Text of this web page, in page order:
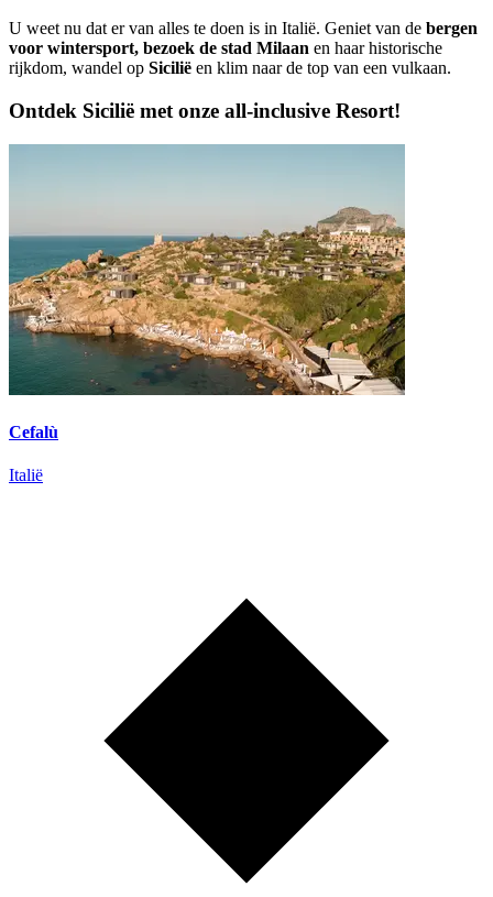
U weet nu dat er van alles te doen is in Italië. Geniet van de bergen
voor wintersport, bezoek de stad Milaan en haar historische
rijkdom, wandel op Sicilië en klim naar de top van een vulkaan.
Ontdek Sicilië met onze all-inclusive Resort!
Cefalù
Italië